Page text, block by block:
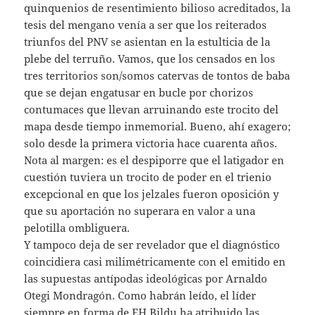
quinquenios de resentimiento bilioso acreditados, la
tesis del mengano venía a ser que los reiterados
triunfos del PNV se asientan en la estulticia de la
plebe del terruño. Vamos, que los censados en los
tres territorios son/somos catervas de tontos de baba
que se dejan engatusar en bucle por chorizos
contumaces que llevan arruinando este trocito del
mapa desde tiempo inmemorial. Bueno, ahí exagero;
solo desde la primera victoria hace cuarenta años.
Nota al margen: es el despiporre que el latigador en
cuestión tuviera un trocito de poder en el trienio
excepcional en que los jelzales fueron oposición y
que su aportación no superara en valor a una
pelotilla ombliguera.
Y tampoco deja de ser revelador que el diagnóstico
coincidiera casi milimétricamente con el emitido en
las supuestas antípodas ideológicas por Arnaldo
Otegi Mondragón. Como habrán leído, el líder